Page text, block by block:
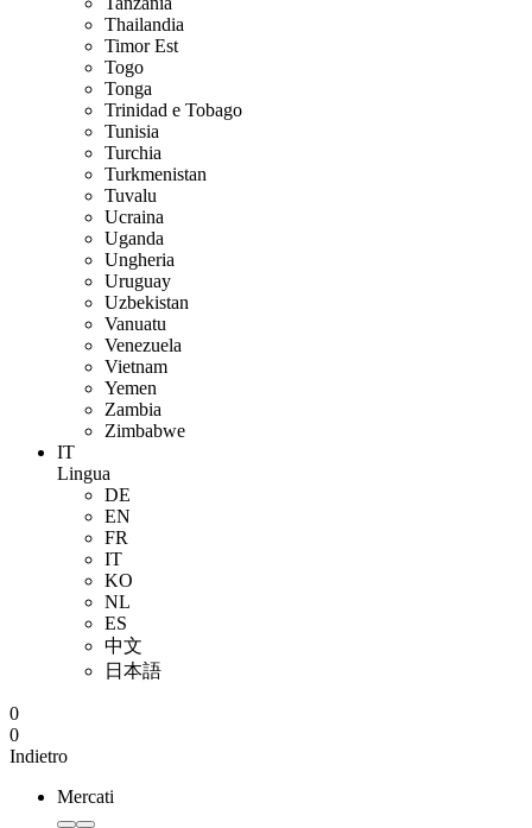
Thailandia
Timor Est
Togo
Tonga
Trinidad e Tobago
Tunisia
Turchia
Turkmenistan
Tuvalu
Ucraina
Uganda
Ungheria
Uruguay
Uzbekistan
Vanuatu
Venezuela
Vietnam
Yemen
Zambia
Zimbabwe
IT
Lingua
DE
EN
FR
IT
KO
NL
ES
中文
日本語
0
0
Indietro
Mercati